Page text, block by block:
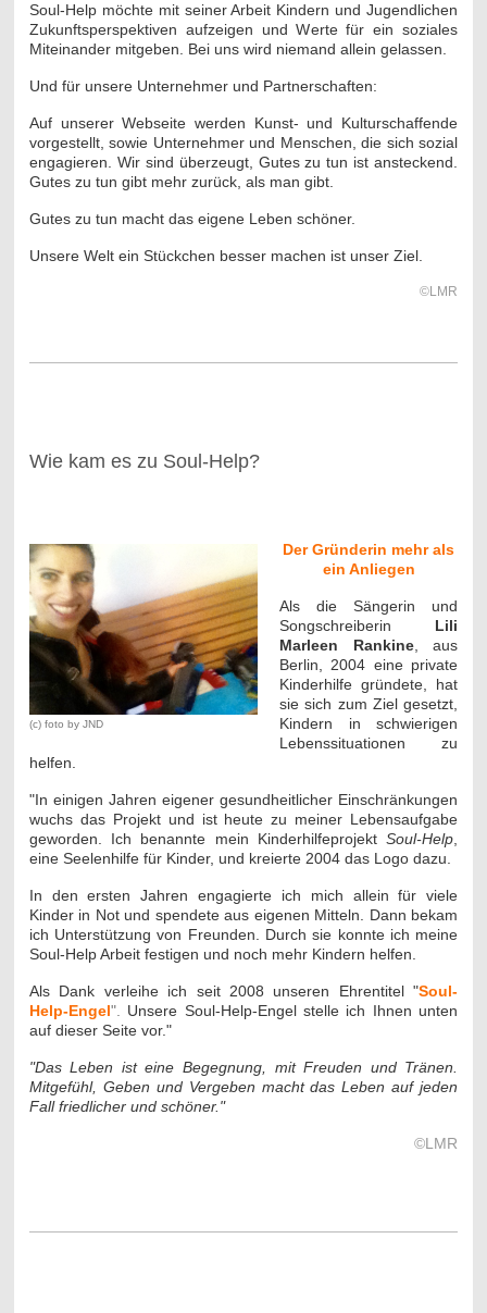
Soul-Help möchte mit seiner Arbeit Kindern und Jugendlichen
Zukunftsperspektiven aufzeigen und Werte für ein soziales
Miteinander mitgeben. Bei uns wird niemand allein gelassen.
Und für unsere Unternehmer und Partnerschaften:
Auf unserer Webseite werden Kunst- und Kulturschaffende
vorgestellt, sowie Unternehmer und Menschen, die sich sozial
engagieren. Wir sind überzeugt, Gutes zu tun ist ansteckend.
Gutes zu tun gibt mehr zurück, als man gibt.
Gutes zu tun macht das eigene Leben schöner.
Unsere Welt ein Stückchen besser machen ist unser Ziel.
©LMR
Wie kam es zu Soul-Help?
(c) foto by JND
Der Gründerin mehr als
ein Anliegen
Als die Sängerin und
Songschreiberin Lili
Marleen Rankine, aus
Berlin, 2004 eine private
Kinderhilfe gründete, hat
sie sich zum Ziel gesetzt,
Kindern in schwierigen
Lebenssituationen zu
helfen.
"In einigen Jahren eigener gesundheitlicher Einschränkungen
wuchs das Projekt und ist heute zu meiner Lebensaufgabe
geworden. Ich benannte mein KinderhilfeprojektSoul-Help
eine Seelenhilfe für Kinder, und kreierte 2004 das Logo dazu.
In den ersten Jahren engagierte ich mich allein für viele
Kinder in Not und spendete aus eigenen Mitteln. Dann bekam
ich Unterstützung von Freunden. Durch sie konnte ich meine
Soul-Help Arbeit festigen und noch mehr Kindern helfen.
Als Dank verleihe ich seit 2008 unseren Ehrentitel "Soul-
Help-Engel". Unsere Soul-Help-Engel stelle ich Ihnen unten
auf dieser Seite vor."
"Das Leben ist eine Begegnung, mit Freuden und Tränen.
Mitgefühl, Geben und Vergeben macht das Leben auf jeden
Fall friedlicher und schöner."
©LMR